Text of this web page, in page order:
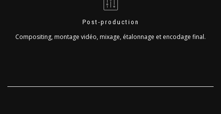
Post-production
Compositing, montage vidéo, mixage, étalonnage et encodage final.